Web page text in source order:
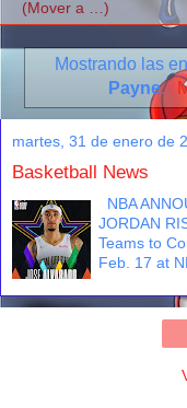
Mostrando las
Payne.
martes, 31 de enero de
Basketball News
NBA
JORDAN
Teams to
Feb. 17 at